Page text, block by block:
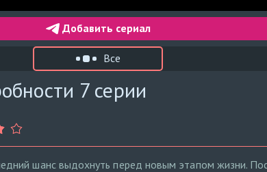
Добавить сериал
Все
7 серии
шанс выдохнуть перед новым этапом жизни.